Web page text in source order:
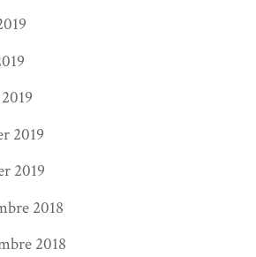
2019
2019
2018
2018